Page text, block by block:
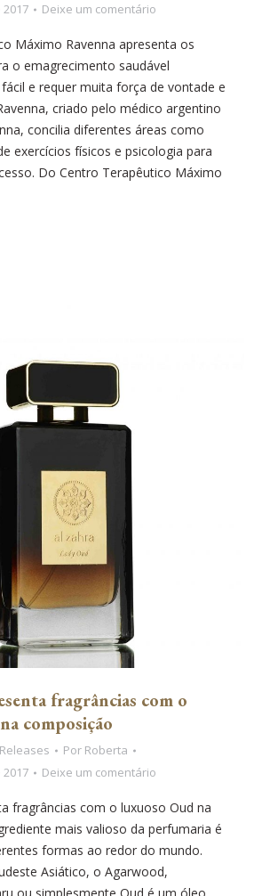
Deixe um comentário
Máximo Ravenna apresenta os
o emagrecimento saudável
e requer muita força de vontade e
criado pelo médico argentino
concilia diferentes áreas como
exercícios físicos e psicologia para
Do Centro Terapêutico Máximo
fragrâncias com o
composição
Releases Por Roberta
Deixe um comentário
fragrâncias com o luxuoso Oud na
mais valioso da perfumaria é
formas ao redor do mundo.
Asiático, o Agarwood,